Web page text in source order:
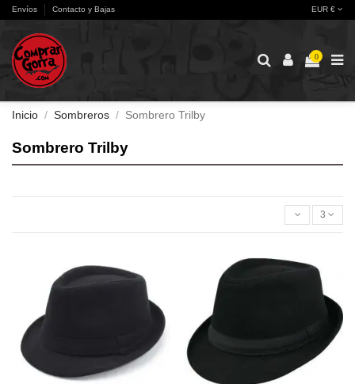
Envíos Contacto y Bajas EUR €
0
Inicio Sombreros Sombrero Trilby
Sombrero Trilby
3